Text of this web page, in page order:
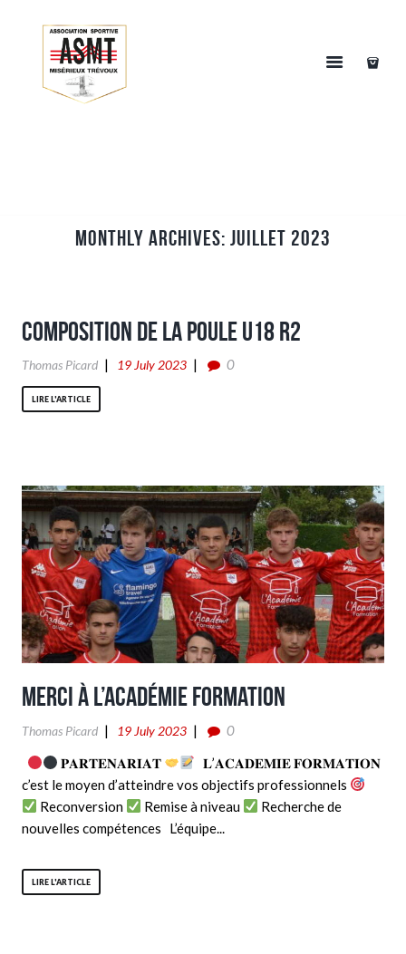
Monthly Archives: juillet 2023
Composition de la poule U18 R2
Thomas Picard 19 July 2023 0
LIRE L'ARTICLE
Merci à L’Académie Formation
Thomas Picard 19 July 2023
0
𝐏𝐀𝐑𝐓𝐄𝐍𝐀𝐑𝐈𝐀𝐓
𝐋’𝐀𝐂𝐀𝐃𝐄𝐌𝐈𝐄 𝐅𝐎𝐑𝐌𝐀𝐓𝐈𝐎𝐍
c’est le moyen d’atteindre vos objectifs professionnels
Reconversion
Remise à niveau
Recherche de
nouvelles compétences L’équipe...
LIRE L'ARTICLE